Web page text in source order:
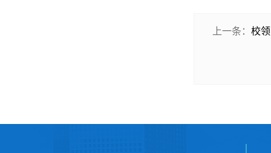
上一条： 校